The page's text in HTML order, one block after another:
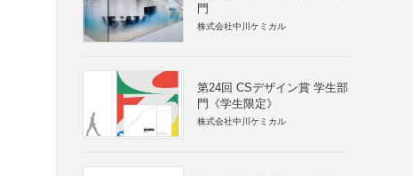
門
株式会社中川ケミカル
第24回 CSデザイン賞 学生部
門《学生限定》
株式会社中川ケミカル